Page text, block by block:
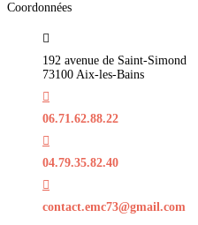
Coordonnées
192 avenue de Saint-Simond
73100 Aix-les-Bains
06.71.62.88.22
04.79.35.82.40
contact.emc73@gmail.com